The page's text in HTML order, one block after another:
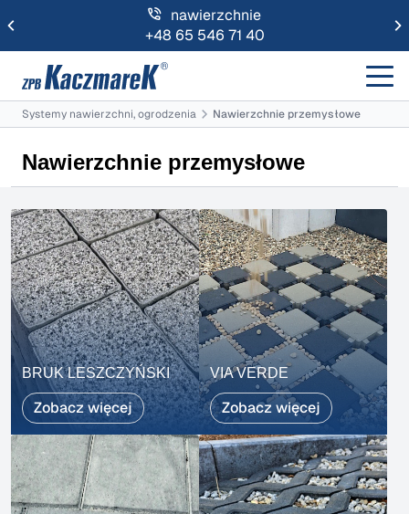
nawierzchnie
+48 65 546 71 40
Systemy nawierzchni, ogrodzenia Nawierzchnie przemysłowe
Nawierzchnie przemysłowe
BRUK LESZCZYŃSKI
Zobacz więcej
VIA VERDE
Zobacz więcej